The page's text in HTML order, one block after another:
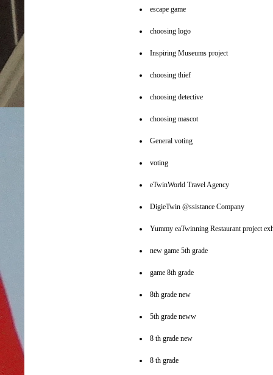
escape game
choosing logo
Inspiring Museums project
choosing thief
choosing detective
choosing mascot
General voting
voting
eTwinWorld Travel Agency
DigieTwin @ssistance Company
Yummy eaTwinning Restaurant project
new game 5th grade
game 8th grade
8th grade new
5th grade neww
8 th grade new
8 th grade